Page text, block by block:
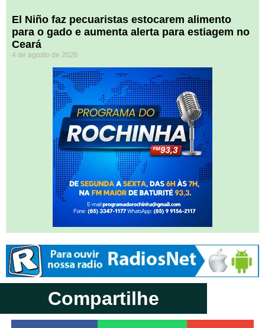
El Niño faz pecuaristas estocarem alimento
para o gado e aumenta alerta para estiagem no
Ceará
4 de agosto de 2026
Compartilhe